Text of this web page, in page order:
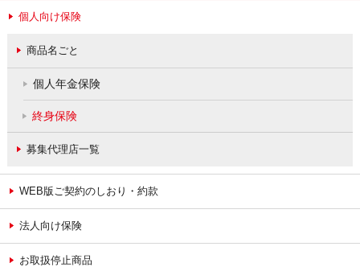
個人向け保険
商品名ごと
個人年金保険
終身保険
募集代理店一覧
WEB版ご契約のしおり・約款
法人向け保険
お取扱停止商品